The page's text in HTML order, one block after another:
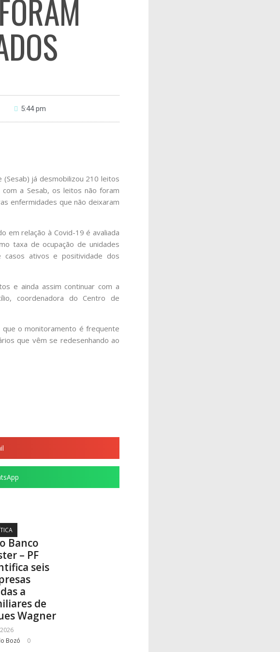
5:44 pm
(Sesab) já desmobilizou 210 leitos
a Sesab, os leitos não foram
enfermidades que não deixaram
em relação à Covid-19 é avaliada
taxa de ocupação de unidades
casos ativos e positividade dos
e ainda assim continuar com a
coordenadora do Centro de
o monitoramento é frequente
que vêm se redesenhando ao
Banco
– PF
seis
a
de
Wagner
Bozó
0